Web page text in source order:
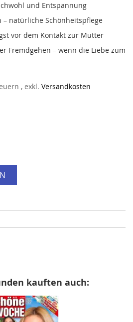
und Entspannung
– natürliche Schönheitspflege
vor dem Kontakt zur Mutter
Fremdgehen – wenn die Liebe zum
, exkl. Versandkosten
kauften auch: